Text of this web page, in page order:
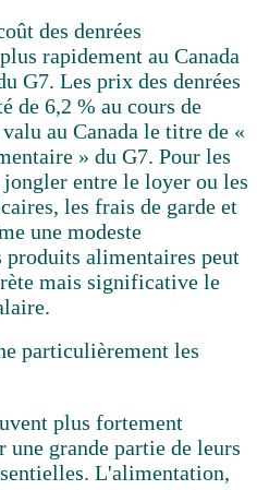
des denrées
rapidement au Canada
G7. Les prix des denrées
de 6,2 % au cours de
au Canada le titre de «
» du G7. Pour les
entre le loyer ou les
les frais de garde et
une modeste
alimentaires peut
mais significative le
particulièrement les
plus fortement
grande partie de leurs
L'alimentation,